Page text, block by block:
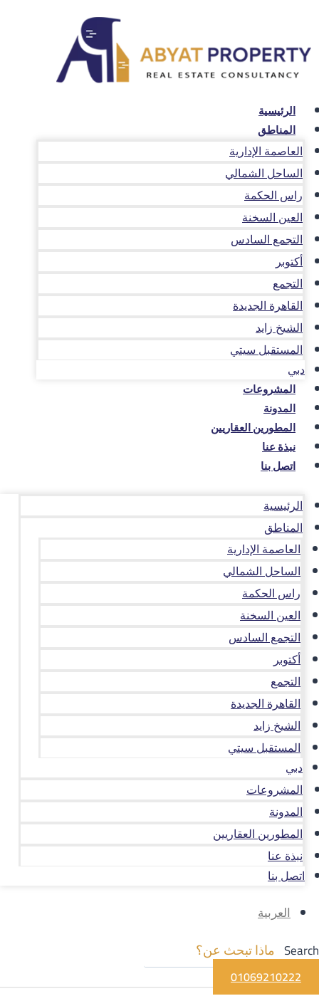
المحتوى
الرئيسية
المناطق
العاصمة الإدارية
الساحل الشمالي
راس الحكمة
العين السخنة
التجمع السادس
أكتوبر
التجمع
القاهرة الجديدة
الشيخ زايد
المستقبل سيتي
دبي
المشروعات
المدونة
المطورين العقاريين
نبذة عنا
اتصل بنا
الرئيسية
المناطق
العاصمة الإدارية
الساحل الشمالي
راس الحكمة
العين السخنة
التجمع السادس
أكتوبر
التجمع
القاهرة الجديدة
الشيخ زايد
المستقبل سيتي
دبي
المشروعات
المدونة
المطورين العقاريين
نبذة عنا
اتصل بنا
العربية
Search
01069210222